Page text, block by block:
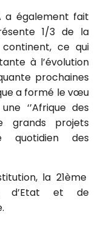
a également fait
1/3 de la
ce qui
à l’évolution
prochaines
a formé le vœu
‘’Afrique des
grands projets
quotidien des
la 21ème
d’Etat et de